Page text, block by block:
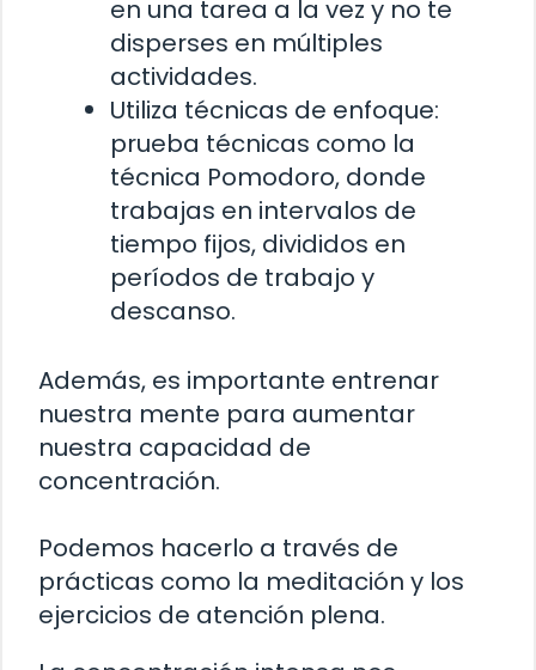
en una tarea a la vez y no te
disperses en múltiples
actividades.
Utiliza técnicas de enfoque:
prueba técnicas como la
técnica Pomodoro, donde
trabajas en intervalos de
tiempo fijos, divididos en
períodos de trabajo y
descanso.
Además, es importante entrenar
nuestra mente para aumentar
nuestra capacidad de
concentración.
Podemos hacerlo a través de
prácticas como la meditación y los
ejercicios de atención plena.